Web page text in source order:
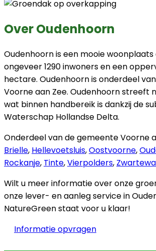
Over Oudenhoorn
Oudenhoorn is een mooie
ongeveer 1290 inwoners en een
hectare. Oudenhoorn is onderdeel
Voorne aan Zee. Oudenhoorn streeft
wat binnen handbereik is dankzij de
Waterschap Hollandse Delta.
Onderdeel van de gemeente Voorne
Brielle, Hellevoetsluis,Oostvoorne,
Rockanje, Tinte,Vierpolders,
Wilt u meer informatie over onze
onze lever- en aanleg service in
NatureGreen staat voor u klaar!
Informatie opvragen